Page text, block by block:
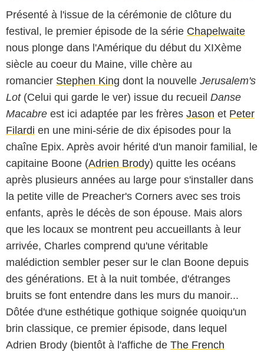
Présenté à l'issue de la cérémonie de clôture du
festival, le premier épisode de la série Chapelwaite
nous plonge dans l'Amérique du début du XIXème
siècle au coeur du Maine, ville chère au
romancier Stephen King dont la nouvelle Jerusalem's
Lot(Celui qui garde le ver) issue du recueil Danse
Macabre est ici adaptée par les frères Jason et Peter
Filardi en une mini-série de dix épisodes pour la
chaîne Epix. Après avoir hérité d'un manoir familial, le
capitaine Boone (Adrien Brody) quitte les océans
après plusieurs années au large pour s'installer dans
la petite ville de Preacher's Corners avec ses trois
enfants, après le décès de son épouse. Mais alors
que les locaux se montrent peu accueillants à leur
arrivée, Charles comprend qu'une véritable
malédiction sembler peser sur le clan Boone depuis
des générations. Et à la nuit tombée, d'étranges
bruits se font entendre dans les murs du manoir...
Dôtée d'une esthétique gothique soignée quoiqu'un
brin classique, ce premier épisode, dans lequel
Adrien Brody (bientôt à l'affiche de The French